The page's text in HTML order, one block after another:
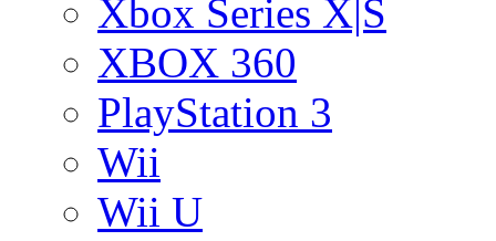
Xbox Series X|S
XBOX 360
PlayStation 3
Wii
Wii U